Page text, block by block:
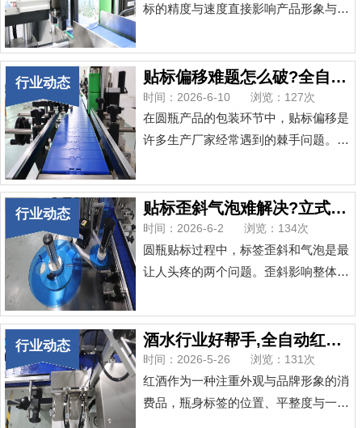
难以保证每张标签都平整服帖。为什么
质受温湿度影响收缩、...
标的精度与速度直接影响产品形象与生
标机，但真正决定贴标质量的“隐形大
脑”，往往藏在几个精密协同的核心环
节中。一、闭环伺服张力控制：标签输
送的“定速巡航”传统贴标机在标签底纸
拉伸时易出现长短不一，根源在于张力
统，通过实时反馈的...
行业动态 贴标偏移难题怎么破?全自动定位圆瓶贴标机来解决
时间：2026-6-10 浏览：127次
在圆瓶产品的包装环节中，贴标偏移是
许多生产厂家经常遇到的棘手问题。标
产品外观，还可能导致整批返工，增加
生产成本。那么，贴标偏移的根本原因
是什么？一方面，传统半自动或手动贴
标方式难以保证每次贴标的精准度；另
一方面，圆瓶表面为曲面，标签在贴合
泡。此外，瓶身本身尺...
行业动态 贴标歪斜气泡难解决?立式全自动圆瓶贴标机一招搞定
时间：2026-6-2 浏览：134次
圆瓶贴标过程中，标签歪斜和气泡是最
让人头疼的两个问题。歪斜影响整体美
落，严重时还会遮挡关键信息。为什么
这两个问题反复出现？答案往往出在贴
标方式上。歪斜的根源在于瓶身与标签
不同步。手工或半自动贴标时，瓶子转
动速度和标签出标速度难以精确匹配，
行业动态 酒水行业好帮手,全自动红酒贴标机贴标零误差
时间：2026-5-26 浏览：131次
红酒作为一种注重外观与品牌形象的消
费品，瓶身标签的位置、平整度与一致